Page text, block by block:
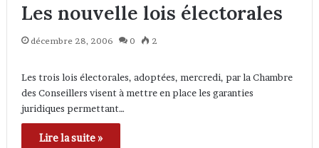
Les nouvelle lois électorales
décembre 28, 2006 0 2
Les trois lois électorales, adoptées, mercredi, par la Chambre
des Conseillers visent à mettre en place les garanties
juridiques permettant…
Lire la suite »